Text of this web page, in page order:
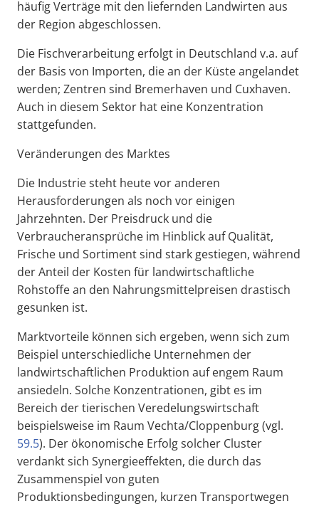
häufig Verträge mit den liefernden Landwirten aus
der Region abgeschlossen.
Die Fischverarbeitung erfolgt in Deutschland v.a. auf
der Basis von Importen, die an der Küste angelandet
werden; Zentren sind Bremerhaven und Cuxhaven.
Auch in diesem Sektor hat eine Konzentration
stattgefunden.
Veränderungen des Marktes
Die Industrie steht heute vor anderen
Herausforderungen als noch vor einigen
Jahrzehnten. Der Preisdruck und die
Verbraucheransprüche im Hinblick auf Qualität,
Frische und Sortiment sind stark gestiegen, während
der Anteil der Kosten für landwirtschaftliche
Rohstoffe an den Nahrungsmittelpreisen drastisch
gesunken ist.
Marktvorteile können sich ergeben, wenn sich zum
Beispiel unterschiedliche Unternehmen der
landwirtschaftlichen Produktion auf engem Raum
ansiedeln. Solche Konzentrationen, gibt es im
Bereich der tierischen Veredelungswirtschaft
beispielsweise im Raum Vechta/Cloppenburg (vgl.
59.5). Der ökonomische Erfolg solcher Cluster
verdankt sich Synergieeffekten, die durch das
Zusammenspiel von guten
Produktionsbedingungen, kurzen Transportwegen